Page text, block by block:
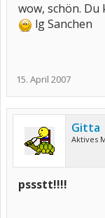
wow, schön.
lg Sanchen
15. April 2007
Gitta
Aktives
pssstt!!!!